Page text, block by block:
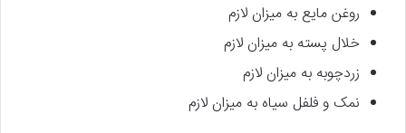
روغن مایع به میزان لازم
خلال پسته به میزان لازم
زردچوبه به میزان لازم
نمک و فلفل سیاه به میزان لازم